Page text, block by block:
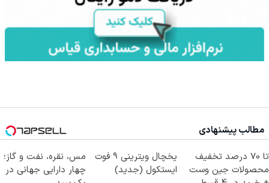
مطالب پیشنهادی
تا 70 درصد تخفیف
محصولات جین وست
یخچال ویترینی 9 فوت
ایستکول (جدید)
مس، نقره، نفت و گاز؛
چهار دارایی جهانی در